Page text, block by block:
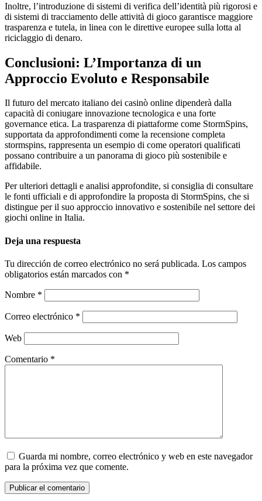
Inoltre, l’introduzione di sistemi di verifica dell’identità più rigorosi e
di sistemi di tracciamento delle attività di gioco garantisce maggiore
trasparenza e tutela, in linea con le direttive europee sulla lotta al
riciclaggio di denaro.
Conclusioni: L’Importanza di un
Approccio Evoluto e Responsabile
Il futuro del mercato italiano dei casinò online dipenderà dalla
capacità di coniugare innovazione tecnologica e una forte
governance etica. La trasparenza di piattaforme come StormSpins,
supportata da approfondimenti come la recensione completa
stormspins, rappresenta un esempio di come operatori qualificati
possano contribuire a un panorama di gioco più sostenibile e
affidabile.
Per ulteriori dettagli e analisi approfondite, si consiglia di consultare
le fonti ufficiali e di approfondire la proposta di StormSpins, che si
distingue per il suo approccio innovativo e sostenibile nel settore dei
giochi online in Italia.
Deja una respuesta
Tu dirección de correo electrónico no será publicada. Los campos
obligatorios están marcados con *
Nombre *
Correo electrónico *
Web
Comentario *
Guarda mi nombre, correo electrónico y web en este navegador
para la próxima vez que comente.